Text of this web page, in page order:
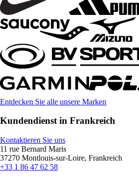
Entdecken Sie alle unsere Marken
Kundendienst in Frankreich
Kontaktieren Sie uns
11 rue Bernard Maris
37270 Montlouis-sur-Loire, Frankreich
+33 1 86 47 62 58